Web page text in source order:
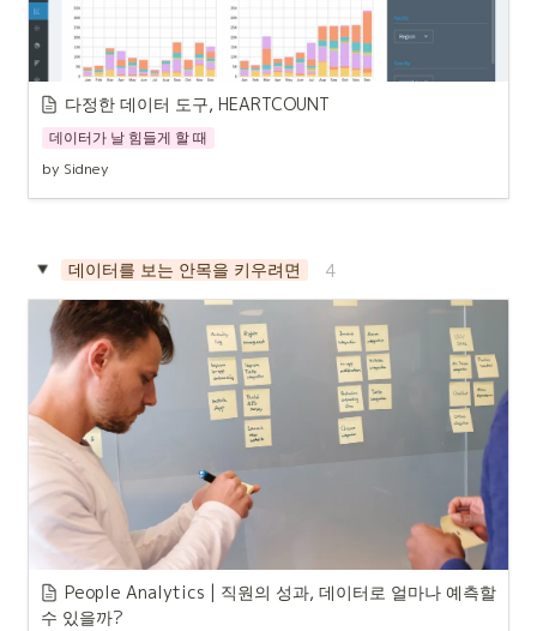
다정한 데이터 도구, HEARTCOUNT
데이터가 날 힘들게 할 때
by Sidney
데이터를 보는 안목을 키우려면 4
People Analytics | 직원의 성과, 데이터로 얼마나 예측할
수 있을까?